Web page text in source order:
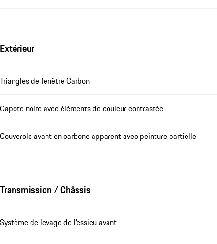
Extérieur
Triangles de fenêtre Carbon
Capote noire avec éléments de couleur contrastée
Couvercle avant en carbone apparent avec peinture partielle
Transmission / Châssis
Système de levage de l'essieu avant